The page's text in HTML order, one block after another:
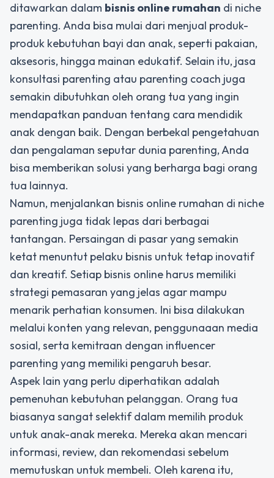
ditawarkan dalam bisnis online rumahan di niche
parenting. Anda bisa mulai dari menjual produk-
produk kebutuhan bayi dan anak, seperti pakaian,
aksesoris, hingga mainan edukatif. Selain itu, jasa
konsultasi parenting atau parenting coach juga
semakin dibutuhkan oleh orang tua yang ingin
mendapatkan panduan tentang cara mendidik
anak dengan baik. Dengan berbekal pengetahuan
dan pengalaman seputar dunia parenting, Anda
bisa memberikan solusi yang berharga bagi orang
tua lainnya.
Namun, menjalankan bisnis online rumahan di niche
parenting juga tidak lepas dari berbagai
tantangan. Persaingan di pasar yang semakin
ketat menuntut pelaku bisnis untuk tetap inovatif
dan kreatif. Setiap bisnis online harus memiliki
strategi pemasaran yang jelas agar mampu
menarik perhatian konsumen. Ini bisa dilakukan
melalui konten yang relevan, penggunaaan media
sosial, serta kemitraan dengan influencer
parenting yang memiliki pengaruh besar.
Aspek lain yang perlu diperhatikan adalah
pemenuhan kebutuhan pelanggan. Orang tua
biasanya sangat selektif dalam memilih produk
untuk anak-anak mereka. Mereka akan mencari
informasi, review, dan rekomendasi sebelum
memutuskan untuk membeli. Oleh karena itu,